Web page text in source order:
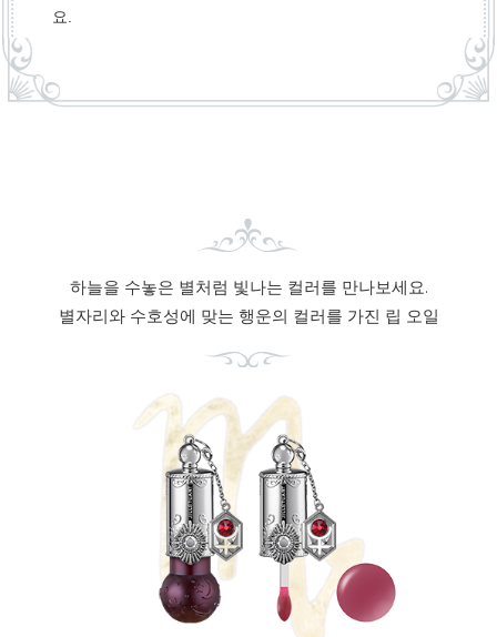
요.
하늘을 수놓은 별처럼 빛나는 컬러를 만나보세요.
별자리와 수호성에 맞는 행운의 컬러를 가진 립 오일